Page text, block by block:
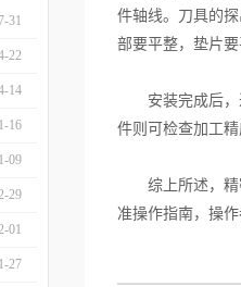
31
22
14
16
09
29
01
27
件轴线。刀具的
部要平整，垫片
安装完成后，进
件则可检查加工
综上所述，精密
准操作指南，操